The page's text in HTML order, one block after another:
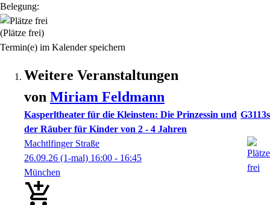
Belegung:
(Plätze frei)
Termin(e) im Kalender speichern
Weitere Veranstaltungen
von Miriam Feldmann
Kasperltheater für die Kleinsten: Die Prinzessin und
der Räuber für Kinder von 2 - 4 Jahren
G3113s
Machtlfinger Straße
26.09.26 (1-mal) 16:00 - 16:45
München